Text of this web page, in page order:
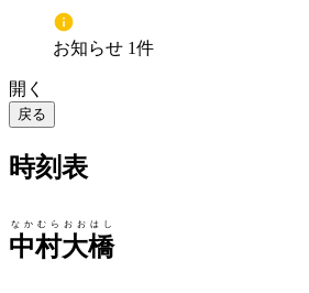
お知らせ 1件
開く
戻る
時刻表
中村大橋
なかむらおおはし